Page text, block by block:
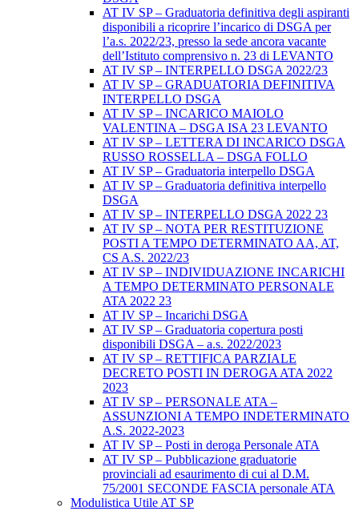
AT IV SP – Graduatoria definitiva degli aspiranti
disponibili a ricoprire l’incarico di DSGA per
l’a.s. 2022/23, presso la sede ancora vacante
dell’Istituto comprensivo n. 23 di LEVANTO
AT IV SP – INTERPELLO DSGA 2022/23
AT IV SP – GRADUATORIA DEFINITIVA
INTERPELLO DSGA
AT IV SP – INCARICO MAIOLO
VALENTINA – DSGA ISA 23 LEVANTO
AT IV SP – LETTERA DI INCARICO DSGA
RUSSO ROSSELLA – DSGA FOLLO
AT IV SP – Graduatoria interpello DSGA
AT IV SP – Graduatoria definitiva interpello
DSGA
AT IV SP – INTERPELLO DSGA 2022 23
AT IV SP – NOTA PER RESTITUZIONE
POSTI A TEMPO DETERMINATO AA, AT,
CS A.S. 2022/23
AT IV SP – INDIVIDUAZIONE INCARICHI
A TEMPO DETERMINATO PERSONALE
ATA 2022 23
AT IV SP – Incarichi DSGA
AT IV SP – Graduatoria copertura posti
disponibili DSGA – a.s. 2022/2023
AT IV SP – RETTIFICA PARZIALE
DECRETO POSTI IN DEROGA ATA 2022
2023
AT IV SP – PERSONALE ATA –
ASSUNZIONI A TEMPO INDETERMINATO
A.S. 2022-2023
AT IV SP – Posti in deroga Personale ATA
AT IV SP – Pubblicazione graduatorie
provinciali ad esaurimento di cui al D.M.
75/2001 SECONDE FASCIA personale ATA
Modulistica Utile AT SP